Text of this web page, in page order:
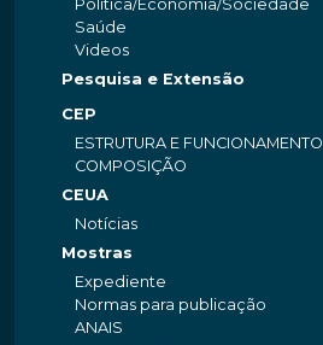
Política/Economia/Sociedade
Saúde
Videos
Pesquisa e Extensão
CEP
ESTRUTURA E FUNCIONAMENTO
COMPOSIÇÃO
CEUA
Notícias
Mostras
Expediente
Normas para publicação
ANAIS